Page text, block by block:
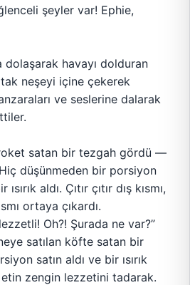
şeyler var! Ephie,
dolaşarak havayı dolduran
neşeyi içine çekerek
ve seslerine dalarak
satan bir tezgah gördü —
düşünmeden bir porsiyon
aldı. Çıtır çıtır dış kısmı,
ortaya çıkardı.
Oh?! Şurada ne var?”
satılan köfte satan bir
satın aldı ve bir ısırık
etin zengin lezzetini tadarak.